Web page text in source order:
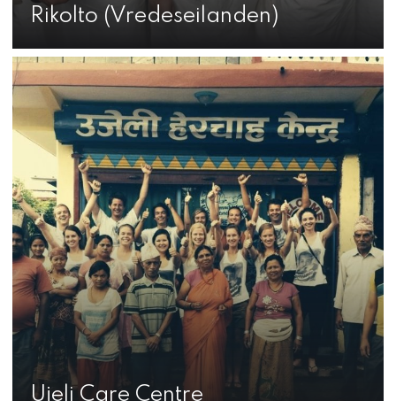
Rikolto (Vredeseilanden)
Ujeli Care Centre